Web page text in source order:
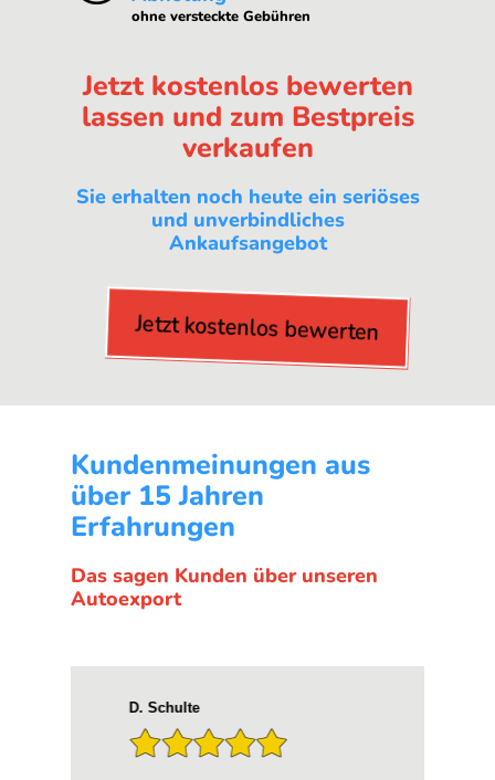
ohne versteckte Gebühren
Jetzt kostenlos bewerten
lassen und zum Bestpreis
verkaufen
Sie erhalten noch heute ein seriöses
und unverbindliches
Ankaufsangebot
Jetzt kostenlos bewerten
Kundenmeinungen aus
über 15 Jahren
Erfahrungen
Das sagen Kunden über unseren
Autoexport
D. Schulte